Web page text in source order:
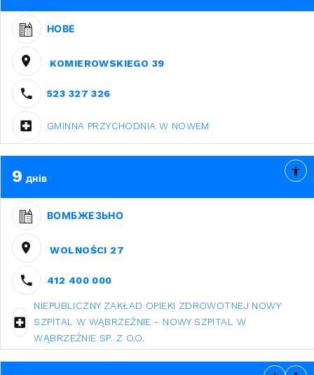
НОВЕ
KOMIEROWSKIEGO 39
523 327 326
GMINNA PRZYCHODNIA W NOWEM
9 днів
ВОМБЖЕЗЬНО
WOLNOŚCI 27
412 400 000
NIEPUBLICZNY ZAKŁAD OPIEKI ZDROWOTNEJ NOWY
SZPITAL W WĄBRZEŹNIE - NOWY SZPITAL W
WĄBRZEŹNIE SP. Z O.O.